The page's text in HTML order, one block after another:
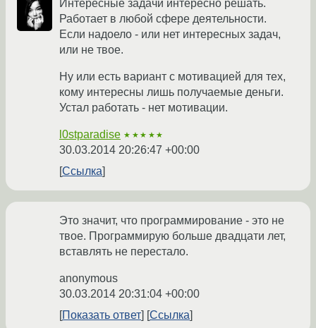
Интересные задачи интересно решать.
Работает в любой сфере деятельности.
Если надоело - или нет интересных задач,
или не твое.
Ну или есть вариант с мотивацией для тех,
кому интересны лишь получаемые деньги.
Устал работать - нет мотивации.
l0stparadise ★★★★★
30.03.2014 20:26:47 +00:00
Ссылка
Это значит, что программирование - это не
твое. Программирую больше двадцати лет,
вставлять не перестало.
anonymous
30.03.2014 20:31:04 +00:00
Показать ответ
Ссылка